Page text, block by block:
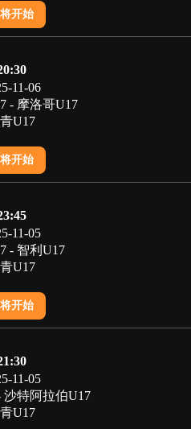
开始
11-06
- 摩洛哥U17
U17
开始
11-05
- 智利U17
U17
开始
11-05
沙特阿拉伯U17
U17